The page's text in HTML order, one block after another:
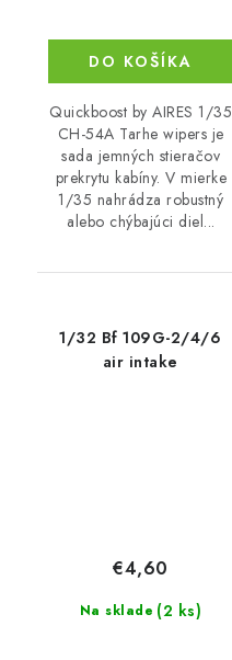
DO KOŠÍKA
Quickboost by AIRES 1/35
CH-54A Tarhe wipers je
sada jemných stieračov
prekrytu kabíny. V mierke
1/35 nahrádza robustný
alebo chýbajúci diel...
1/32 Bf 109G-2/4/6
air intake
Na sklade (2 ks)
€4,60